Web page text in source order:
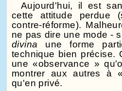
Aujourd'hui, il est
cette attitude perdue
contre-réforme).
ne pas dire une mode -
divina une forme
technique bien précise.
une «observance »
montrer aux autres à
qu'en privé.